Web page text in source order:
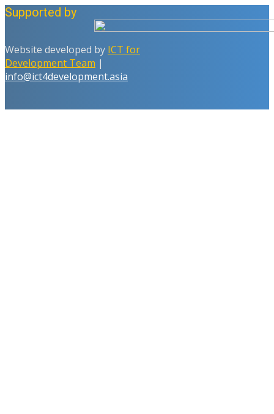
Supported by
Website developed by ICT for
Development Team |
info@ict4development.asia